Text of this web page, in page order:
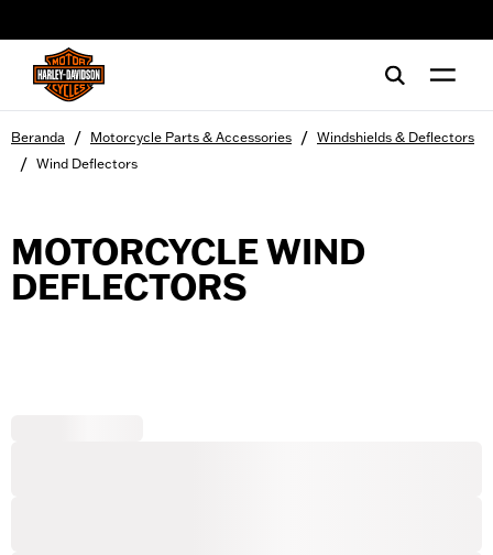
Beranda / Motorcycle Parts & Accessories / Windshields & Deflectors
/ Wind Deflectors
MOTORCYCLE WIND
DEFLECTORS